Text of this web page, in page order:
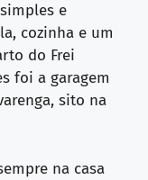
e
cozinha e um
do Frei
foi a garagem
sito na
na casa